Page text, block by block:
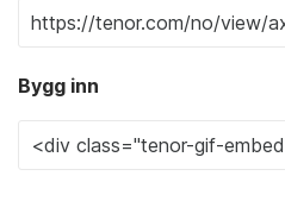
Bygg inn